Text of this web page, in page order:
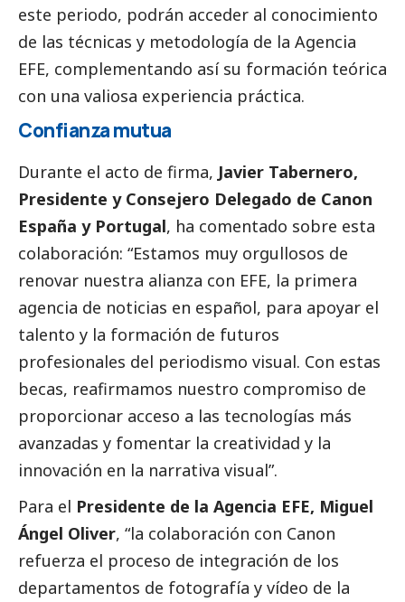
este periodo, podrán acceder al conocimiento
de las técnicas y metodología de la Agencia
EFE, complementando así su formación teórica
con una valiosa experiencia práctica.
Confianza mutua
Durante el acto de firma, Javier Tabernero,
Presidente y Consejero Delegado de Canon
España y Portugal, ha comentado sobre esta
colaboración: “Estamos muy orgullosos de
renovar nuestra alianza con EFE, la primera
agencia de noticias en español, para apoyar el
talento y la formación de futuros
profesionales del periodismo visual. Con estas
becas, reafirmamos nuestro compromiso de
proporcionar acceso a las tecnologías más
avanzadas y fomentar la creatividad y la
innovación en la narrativa visual”.
Para el Presidente de la Agencia EFE, Miguel
Ángel Oliver, “la colaboración con Canon
refuerza el proceso de integración de los
departamentos de fotografía y vídeo de la